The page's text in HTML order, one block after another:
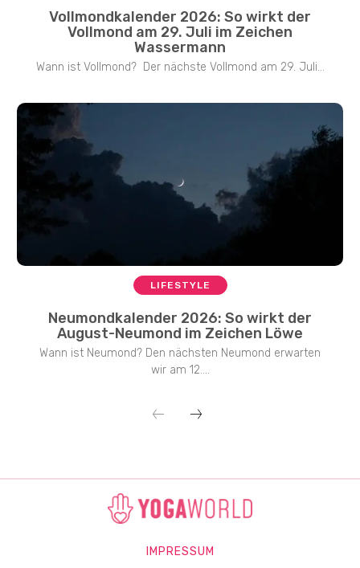
Vollmondkalender 2026: So wirkt der
Vollmond am 29. Juli im Zeichen
Wassermann
Wann ist Vollmond? Der nächste Vollmond am 29. Juli...
LIFESTYLE
Neumondkalender 2026: So wirkt der
August-Neumond im Zeichen Löwe
Wann ist Neumond? Den nächsten Neumond erwarten
wir am 12....
IMPRESSUM